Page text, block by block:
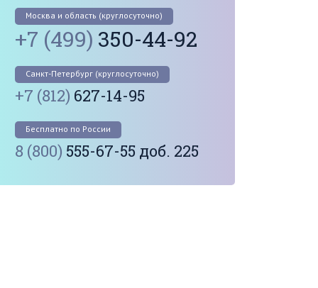
Москва и область (круглосуточно)
+7 (499) 350-44-92
Санкт-Петербург (круглосуточно)
+7 (812) 627-14-95
Бесплатно по России
8 (800) 555-67-55 доб. 225